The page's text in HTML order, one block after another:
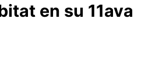
en su 11ava